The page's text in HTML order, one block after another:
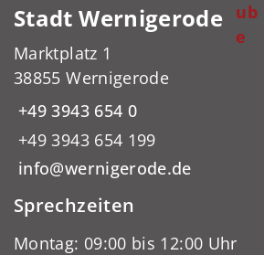
ub
e
Stadt Wernigerode
Marktplatz 1
38855 Wernigerode
+49 3943 654 0
+49 3943 654 199
info@wernigerode.de
Sprechzeiten
Montag: 09:00 bis 12:00 Uhr